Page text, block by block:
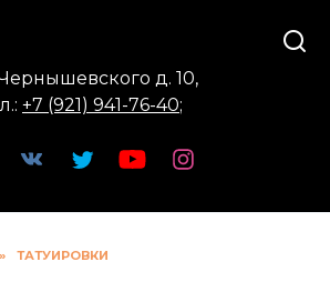
д. 10,
+7 (921) 941-76-40;
» ТАТУИРОВКИ